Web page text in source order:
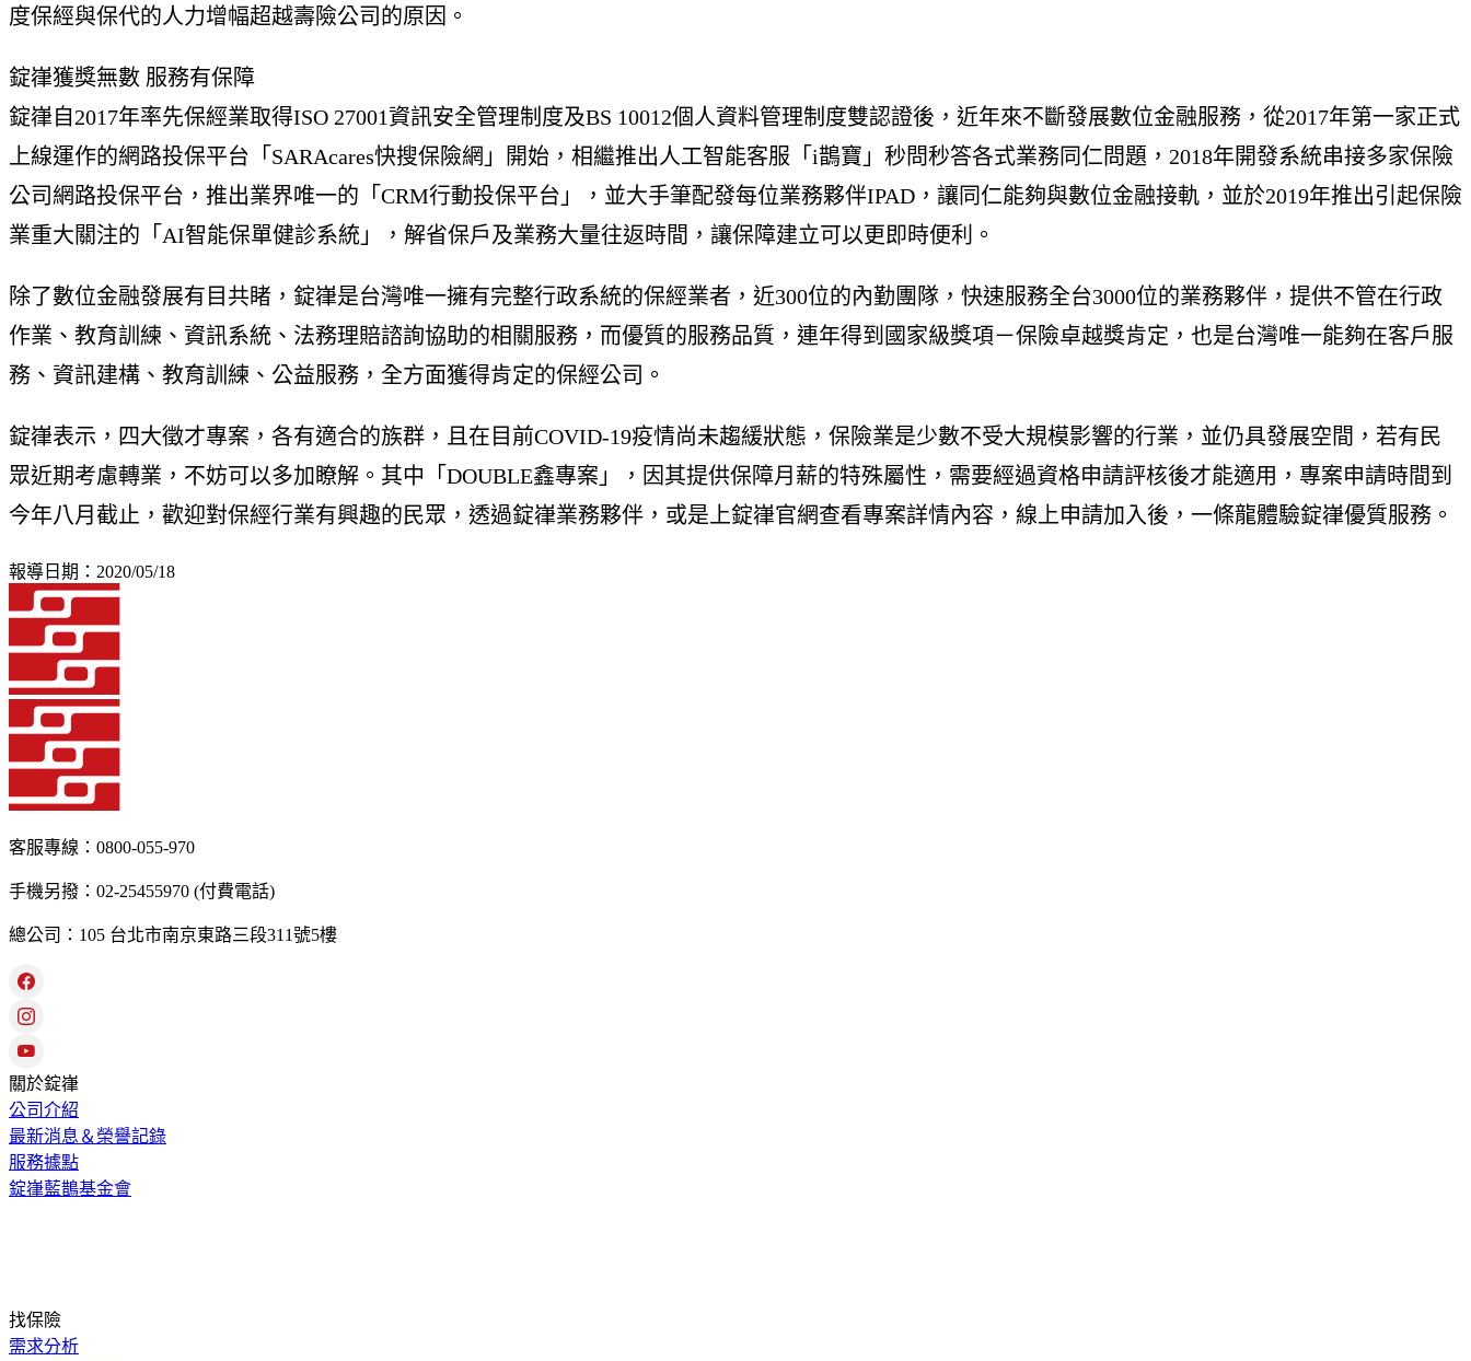
度保經與保代的人力增幅超越壽險公司的原因。
錠嵂獲獎無數 服務有保障
錠嵂自2017年率先保經業取得ISO 27001資訊安全管理制度及BS 10012個人資料管理制度雙認證後，近年來不斷發展數位金融服務，從2017年第一家正式
上線運作的網路投保平台「SARAcares快搜保險網」開始，相繼推出人工智能客服「i鵲寶」秒問秒答各式業務同仁問題，2018年開發系統串接多家保險
公司網路投保平台，推出業界唯一的「CRM行動投保平台」，並大手筆配發每位業務夥伴IPAD，讓同仁能夠與數位金融接軌，並於2019年推出引起保險
業重大關注的「AI智能保單健診系統」，解省保戶及業務大量往返時間，讓保障建立可以更即時便利。
除了數位金融發展有目共睹，錠嵂是台灣唯一擁有完整行政系統的保經業者，近300位的內勤團隊，快速服務全台3000位的業務夥伴，提供不管在行政
作業、教育訓練、資訊系統、法務理賠諮詢協助的相關服務，而優質的服務品質，連年得到國家級獎項－保險卓越獎肯定，也是台灣唯一能夠在客戶服
務、資訊建構、教育訓練、公益服務，全方面獲得肯定的保經公司。
錠嵂表示，四大徵才專案，各有適合的族群，且在目前COVID-19疫情尚未趨緩狀態，保險業是少數不受大規模影響的行業，並仍具發展空間，若有民
眾近期考慮轉業，不妨可以多加瞭解。其中「DOUBLE鑫專案」，因其提供保障月薪的特殊屬性，需要經過資格申請評核後才能適用，專案申請時間到
今年八月截止，歡迎對保經行業有興趣的民眾，透過錠嵂業務夥伴，或是上錠嵂官網查看專案詳情內容，線上申請加入後，一條龍體驗錠嵂優質服務。
報導日期：2020/05/18
客服專線：0800-055-970
手機另撥：02-25455970 (付費電話)
總公司：105 台北市南京東路三段311號5樓
關於錠嵂
公司介紹
最新消息＆榮譽記錄
服務據點
錠嵂藍鵲基金會
找保險
需求分析